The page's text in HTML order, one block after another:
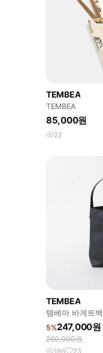
TEMBEA
TEMBEA
85,000원
22
TEMBEA
템베아 바게트
TOTE SHRINK
5%247,000원
260,000원
196 23